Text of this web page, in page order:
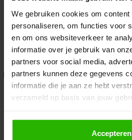
We gebruiken cookies om
personaliseren, om functies voor
en om ons websiteverkeer te
informatie over je gebruik van
partners voor social media,
partners kunnen deze gegevens
informatie die je aan ze hebt
verzameld op basis van jouw
Als je op "Accepteer" klikt, dan
toestemming om cookies voor
Accepteren
Application error: a client-side
loadingwww.voordeeluitjes.nl (see
information)